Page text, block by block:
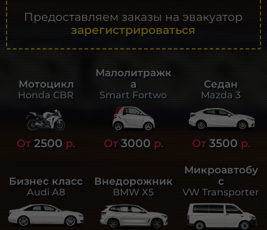
Предоставляем заказы на эвакуатор
зарегистрироваться
Мотоцикл
Honda CBR
От2500 р.
Малолитражк
а
Smart Fortwo
От 3000 р.
Седан
Mazda 3
От 3500 р.
Бизнес класс
Audi A8
Внедорожник
BMW X5
Микроавтобу
с
VW Transporter